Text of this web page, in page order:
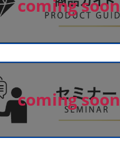
coming soon
coming soon